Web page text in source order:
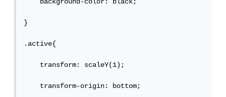
}
.active{
transform: scaleY(1);
transform-origin: bottom;